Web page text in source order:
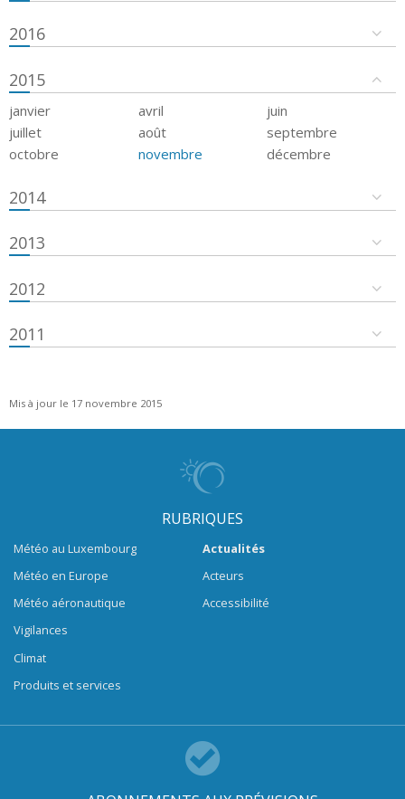
2016
2015
janvier avril
juin
juillet
août
septembre
octobre
novembre décembre
2014
2013
2012
2011
Mis à jour le 17 novembre 2015
RUBRIQUES
Météo au Luxembourg
Météo en Europe
Météo aéronautique
Vigilances
Climat
Produits et services
Actualités
Acteurs
Accessibilité